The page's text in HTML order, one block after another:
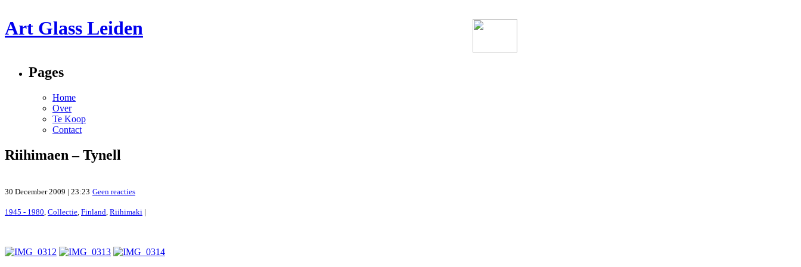
Art Glass Leiden
Pages
Home
Over
Te Koop
Contact
Riihimaen – Tynell
30 December 2009 | 23:23 Geen reacties
1945 - 1980 Collectie Finland Riihimaki |